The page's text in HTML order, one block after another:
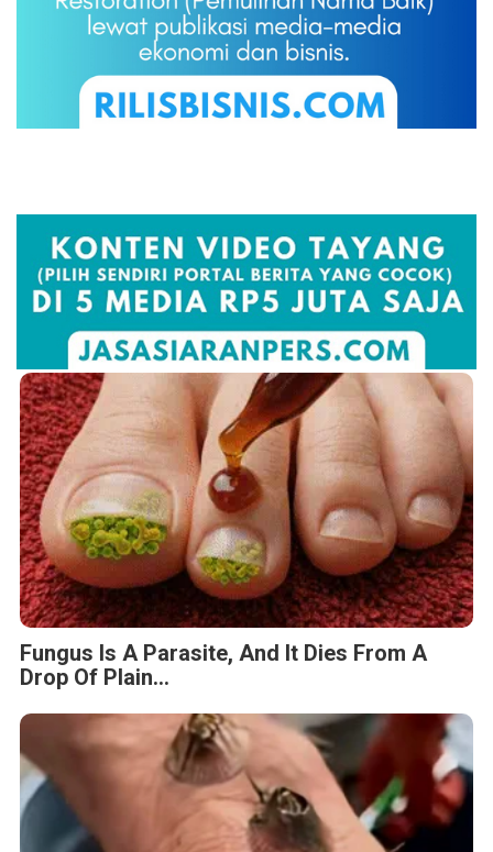
Fungus Is A Parasite, And It Dies From A
Drop Of Plain...